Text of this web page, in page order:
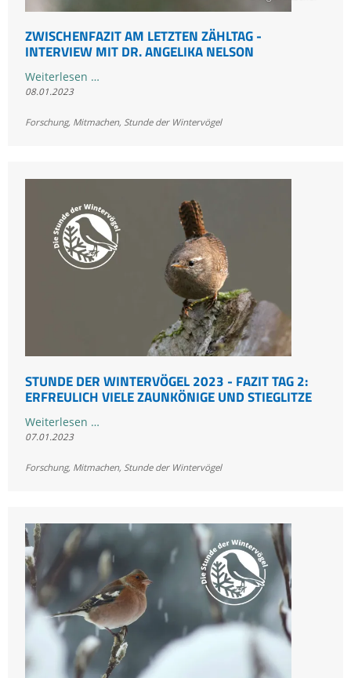
ZWISCHENFAZIT AM LETZTEN ZÄHLTAG -
INTERVIEW MIT DR. ANGELIKA NELSON
Weiterlesen …Zwischenfazit
Dr.
Angelika
Nelson
08.01.2023
Forschung, Mitmachen, Stunde der Wintervögel
STUNDE DER WINTERVÖGEL 2023 - FAZIT TAG 2:
ERFREULICH VIELE ZAUNKÖNIGE UND STIEGLITZE
Weiterlesen …Stunde
2023
2:
Erfreulich
viele
Zaunkönige
und
Stieglitze
07.01.2023
Forschung, Mitmachen, Stunde der Wintervögel